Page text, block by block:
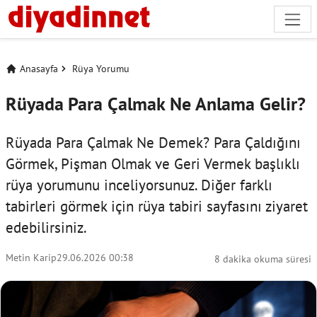
Anasayfa Rüya Yorumu
Rüyada Para Çalmak Ne Anlama Gelir?
Rüyada Para Çalmak Ne Demek? Para Çaldığını
Görmek, Pişman Olmak ve Geri Vermek başlıklı
rüya yorumunu inceliyorsunuz. Diğer farklı
tabirleri görmek için rüya tabiri sayfasını ziyaret
edebilirsiniz.
Metin Karip29.06.2026 00:38 8 dakika okuma süresi